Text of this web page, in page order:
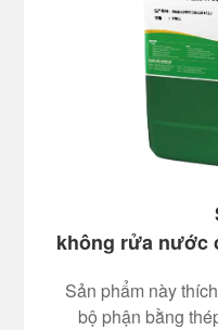
không rửa nước
Sản phẩm này
bộ phận bằng